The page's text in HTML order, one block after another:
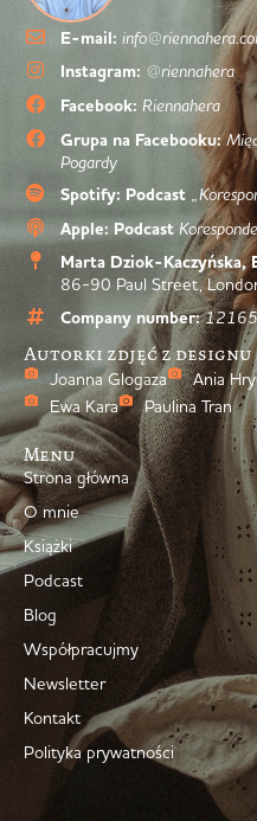
E-mail:
Instagram: @riennahera
Facebook: Riennahera
Grupa na Facebooku:
Pogardy
Spotify: Podcast
Apple: Podcast
Marta Dziok-Kaczyńska,
86-90 Paul Street,
Company number:
Autorki zdjęć z designu
Joanna Glogaza Ania
Ewa Kara
Paulina Tran
Menu
Strona główna
O mnie
Książki
Podcast
Blog
Współpracujmy
Newsletter
Kontakt
Polityka prywatności